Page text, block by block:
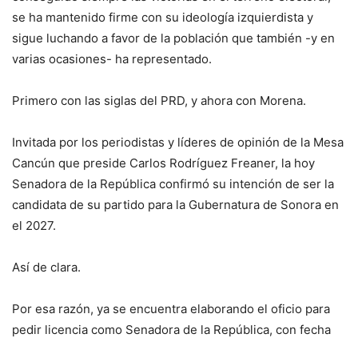
se ha mantenido firme con su ideología izquierdista y
sigue luchando a favor de la población que también -y en
varias ocasiones- ha representado.
Primero con las siglas del PRD, y ahora con Morena.
Invitada por los periodistas y líderes de opinión de la Mesa
Cancún que preside Carlos Rodríguez Freaner, la hoy
Senadora de la República confirmó su intención de ser la
candidata de su partido para la Gubernatura de Sonora en
el 2027.
Así de clara.
Por esa razón, ya se encuentra elaborando el oficio para
pedir licencia como Senadora de la República, con fecha